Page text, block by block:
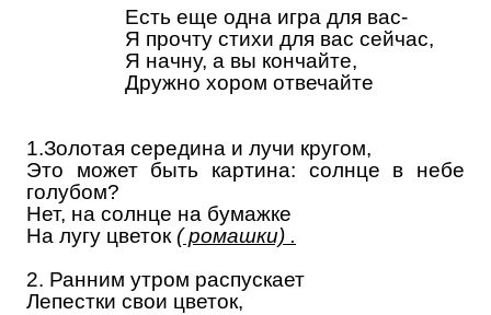
Есть еще одна игра для вас-
Я прочту стихи для вас сейчас,
Я начну, а вы кончайте,
Дружно хором отвечайте
1.Золотая середина и лучи кругом,
Это может быть картина: солнце в небе
голубом?
Нет, на солнце на бумажке
На лугу цветок ( ромашки) .
2. Ранним утром распускает
Лепестки свои цветок,